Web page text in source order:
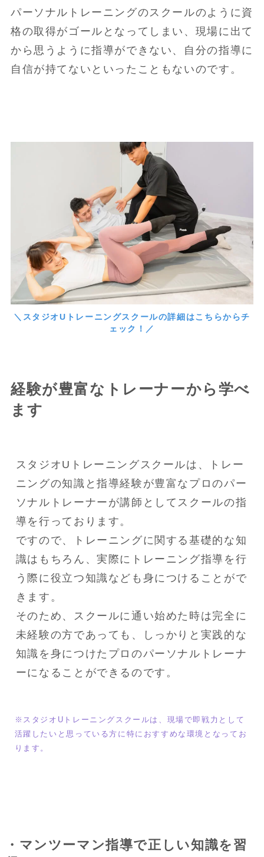
パーソナルトレーニングのスクールのように資
格の取得がゴールとなってしまい、現場に出て
から思うように指導ができない、自分の指導に
自信が持てないといったこともないのです。
＼スタジオUトレーニングスクールの詳細はこちらからチ
ェック！／
経験が豊富なトレーナーから学べ
ます
スタジオUトレーニングスクールは、トレー
ニングの知識と指導経験が豊富なプロのパー
ソナルトレーナーが講師としてスクールの指
導を行っております。
ですので、トレーニングに関する基礎的な知
識はもちろん、実際にトレーニング指導を行
う際に役立つ知識なども身につけることがで
きます。
そのため、スクールに通い始めた時は完全に
未経験の方であっても、しっかりと実践的な
知識を身につけたプロのパーソナルトレーナ
ーになることができるのです。
※スタジオUトレーニングスクールは、現場で即戦力として
活躍したいと思っている方に特におすすめな環境となってお
ります。
・マンツーマン指導で正しい知識を習